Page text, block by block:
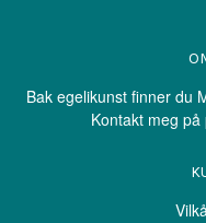
Bak egelikunst finner du
Kontakt meg på